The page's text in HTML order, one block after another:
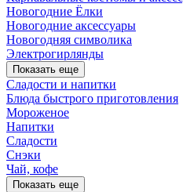
Новогодние Ёлки
Новогодние аксессуары
Новогодняя символика
Электрогирлянды
Показать еще
Сладости и напитки
Блюда быстрого приготовления
Мороженое
Напитки
Сладости
Снэки
Чай, кофе
Показать еще